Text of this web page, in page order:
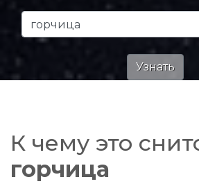
К чему это
горчица